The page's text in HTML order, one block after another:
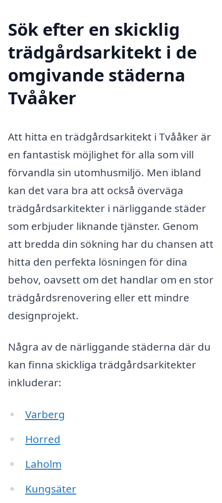
Sök efter en skicklig
trädgårdsarkitekt i de
omgivande städerna
Tvååker
Att hitta en trädgårdsarkitekt i Tvååker är
en fantastisk möjlighet för alla som vill
förvandla sin utomhusmiljö. Men ibland
kan det vara bra att också överväga
trädgårdsarkitekter i närliggande städer
som erbjuder liknande tjänster. Genom
att bredda din sökning har du chansen att
hitta den perfekta lösningen för dina
behov, oavsett om det handlar om en stor
trädgårdsrenovering eller ett mindre
designprojekt.
Några av de närliggande städerna där du
kan finna skickliga trädgårdsarkitekter
inkluderar:
Varberg
Horred
Laholm
Kungsäter